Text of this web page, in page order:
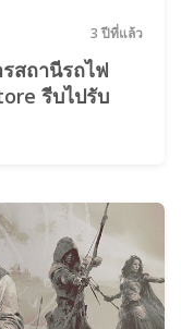
3 ปีที่แล้ว
สถานีรถไฟ
รีบไปรับ